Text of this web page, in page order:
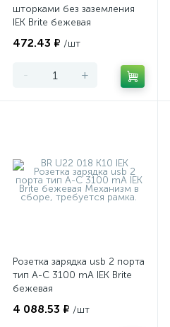
шторками без заземления
IEK Brite бежевая
472.43 ₽ /шт
- +
Розетка зарядка usb 2 порта
тип А-С 3100 mA IEK Brite
бежевая
4 088.53 ₽ /шт